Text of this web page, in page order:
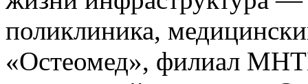
поликлиника,
«Остеомед», филиал